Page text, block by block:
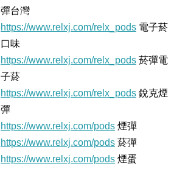
彈台灣
https://www.relxj.com/relx_pods 電子菸
口味
https://www.relxj.com/relx_pods 菸彈電
子菸
https://www.relxj.com/relx_pods 銳克煙
彈
https://www.relxj.com/pods 煙彈
https://www.relxj.com/pods 菸彈
https://www.relxj.com/pods 煙蛋